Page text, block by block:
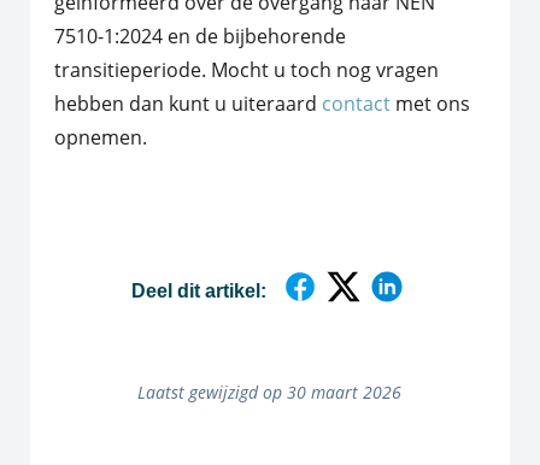
7510-1:2024 en de bijbehorende
transitieperiode. Mocht u toch nog vragen
hebben dan kunt u uiteraard contact met ons
opnemen.
Deel dit artikel:
Laatst gewijzigd op 30 maart 2026